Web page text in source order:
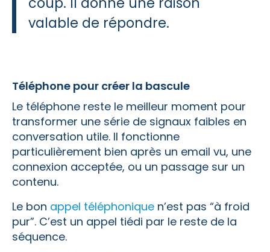
valable de répondre.
Téléphone pour créer la bascule
Le téléphone reste le meilleur moment pour
transformer une série de signaux faibles en
conversation utile. Il fonctionne
particulièrement bien après un email vu, une
connexion acceptée, ou un passage sur un
contenu.
Le bon appel téléphonique n’est pas “à froid
pur”. C’est un appel tiédi par le reste de la
séquence.